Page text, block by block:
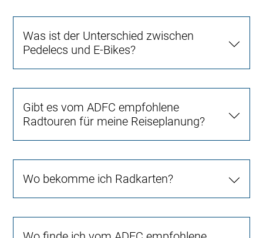
Was ist der Unterschied zwischen
Pedelecs und E-Bikes?
Gibt es vom ADFC empfohlene
Radtouren für meine Reiseplanung?
Wo bekomme ich Radkarten?